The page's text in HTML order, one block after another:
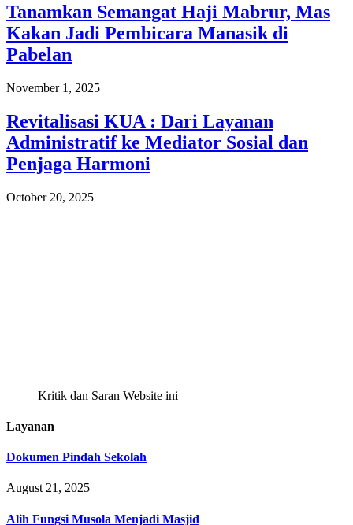
Tanamkan Semangat Haji Mabrur, Mas
Kakan Jadi Pembicara Manasik di
Pabelan
November 1, 2025
Revitalisasi KUA : Dari Layanan
Administratif ke Mediator Sosial dan
Penjaga Harmoni
October 20, 2025
Kritik dan Saran Website ini
Layanan
Dokumen Pindah Sekolah
August 21, 2025
Alih Fungsi Musola Menjadi Masjid